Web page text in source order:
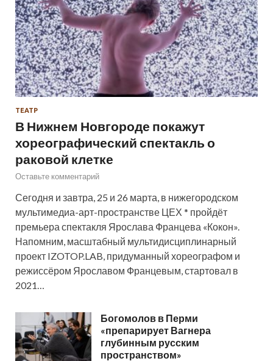
ТЕАТР
В Нижнем Новгороде покажут
хореографический спектакль о
раковой клетке
Оставьте комментарий
Сегодня и завтра, 25 и 26 марта, в нижегородском
мультимедиа-арт-пространстве ЦЕХ * пройдёт
премьера спектакля Ярослава Францева «Кокон».
Напомним, масштабный мультидисциплинарный
проект IZOTOP.LAB, придуманный хореографом и
режиссёром Ярославом Францевым, стартовал в
2021…
Богомолов в Перми
«препарирует Вагнера
глубинным русским
пространством»